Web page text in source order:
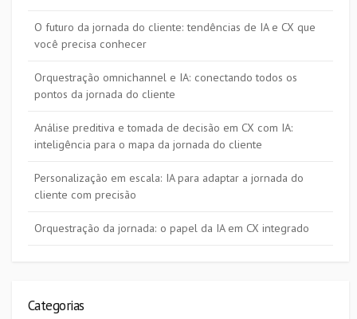
O futuro da jornada do cliente: tendências de IA e CX que
você precisa conhecer
Orquestração omnichannel e IA: conectando todos os
pontos da jornada do cliente
Análise preditiva e tomada de decisão em CX com IA:
inteligência para o mapa da jornada do cliente
Personalização em escala: IA para adaptar a jornada do
cliente com precisão
Orquestração da jornada: o papel da IA em CX integrado
Categorias